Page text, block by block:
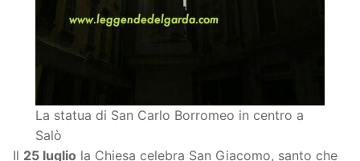
La statua di San Carlo Borromeo in centro a
Salò
Il 25 luglio la Chiesa celebra San Giacomo, santo che